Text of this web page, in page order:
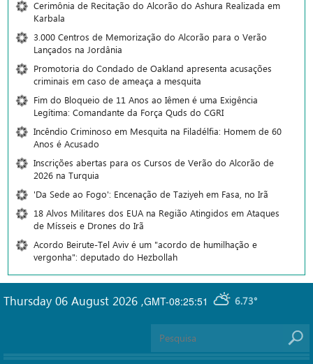
Cerimônia de Recitação do Alcorão do Ashura Realizada em
Karbala
3.000 Centros de Memorização do Alcorão para o Verão
Lançados na Jordânia
Promotoria do Condado de Oakland apresenta acusações
criminais em caso de ameaça a mesquita
Fim do Bloqueio de 11 Anos ao Iêmen é uma Exigência
Legítima: Comandante da Força Quds do CGRI
Incêndio Criminoso em Mesquita na Filadélfia: Homem de 60
Anos é Acusado
Inscrições abertas para os Cursos de Verão do Alcorão de
2026 na Turquia
'Da Sede ao Fogo': Encenação de Taziyeh em Fasa, no Irã
18 Alvos Militares dos EUA na Região Atingidos em Ataques
de Mísseis e Drones do Irã
Acordo Beirute-Tel Aviv é um "acordo de humilhação e
vergonha": deputado do Hezbollah
GMT-08:25:51 6.73°
Thursday 06 August 2026 ,